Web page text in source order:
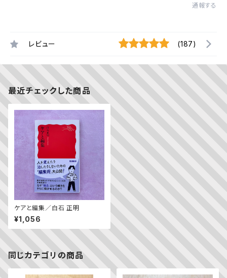
通報する
レビュー (187)
最近チェックした商品
ケアと編集／白石 正明
¥1,056
同じカテゴリの商品